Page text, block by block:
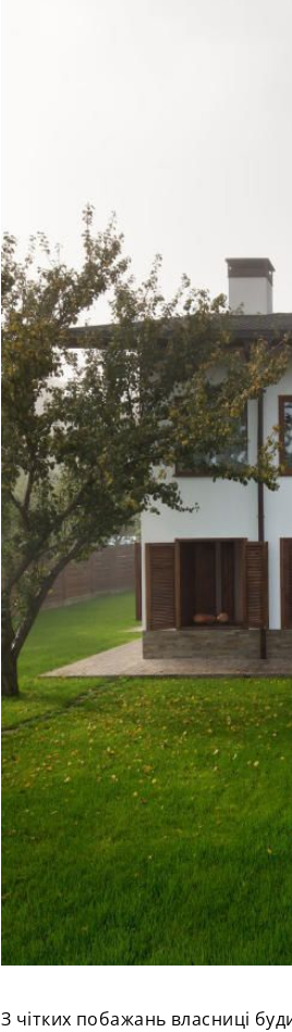
З чітких побажань власниці